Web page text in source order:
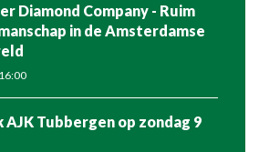
Diamond Company - Ruim
in de Amsterdamse
Tubbergen op zondag 9